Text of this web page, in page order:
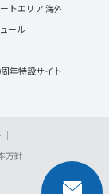
トエリア 海外
ール
年特設サイト
方針